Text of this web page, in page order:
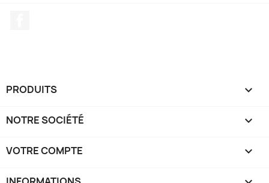
PRODUITS 
NOTRE SOCIÉTÉ 
VOTRE COMPTE 